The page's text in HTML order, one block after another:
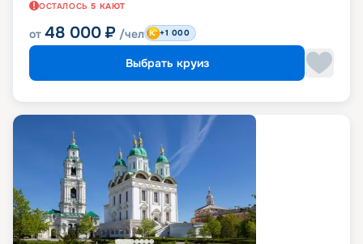
ОСТАЛОСЬ 5 КАЮТ
от 48 000 ₽ /чел +1 000
Выбрать круиз